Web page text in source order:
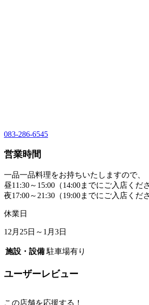
083-286-6545
営業時間
一品一品料理をお持ちいたしますので、
昼11:30～15:00（14:00までにご入店くだ
夜17:00～21:30（19:00までにご入店くだ
休業日
12月25日～1月3日
施設・設備 駐車場有り
ユーザーレビュー
この店舗を応援する！